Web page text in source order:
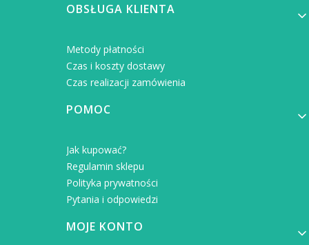
OBSŁUGA KLIENTA
Metody płatności
Czas i koszty dostawy
Czas realizacji zamówienia
POMOC
Jak kupować?
Regulamin sklepu
Polityka prywatności
Pytania i odpowiedzi
MOJE KONTO